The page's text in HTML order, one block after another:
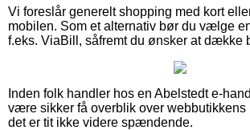
Vi foreslår generelt shopping med kort
mobilen. Som et alternativ bør du vælge
f.eks. ViaBill, såfremt du ønsker at dække
Inden folk handler hos en Abelstedt e-
være sikker få overblik over webbutikkens
det er tit ikke videre spændende.